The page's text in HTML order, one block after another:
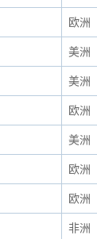
欧洲
美洲
美洲
欧洲
美洲
欧洲
欧洲
非洲